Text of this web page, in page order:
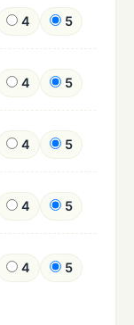
4 5
4 5
4 5
4 5
4 5